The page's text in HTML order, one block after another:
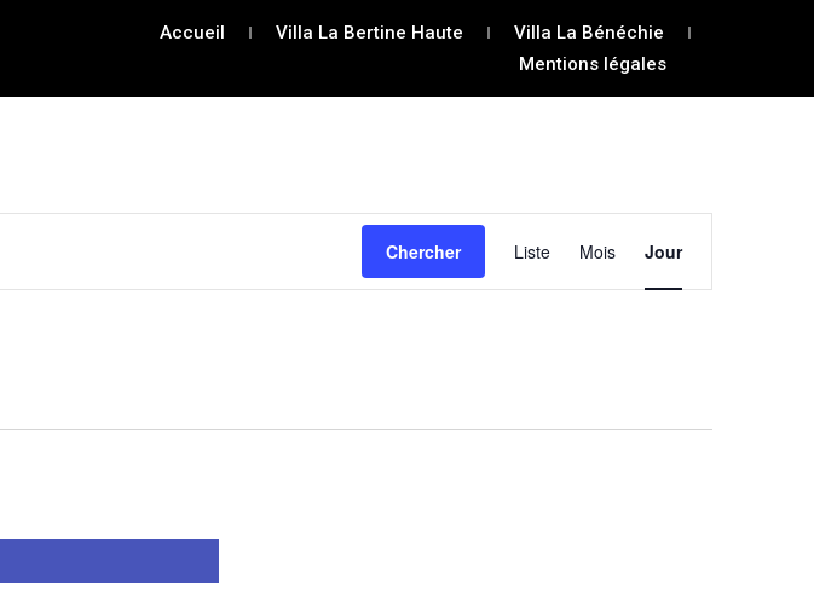
Accueil Villa La Bertine Haute
Villa La Bénéchie
Mentions légales
Chercher
de
Liste Mois Jour